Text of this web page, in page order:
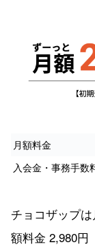
月額料金
入会金・事務手数
チョコザップ
額料金 2,980円